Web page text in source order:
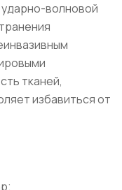
волновой
тканей,
избавиться от